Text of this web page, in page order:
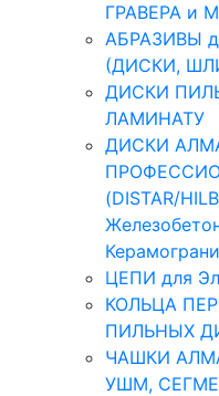
ГРАВЕРА и
АБРАЗИВЫ
(ДИСКИ,
ДИСКИ
ЛАМИНАТУ
ДИСКИ
(DISTAR/
ЦЕПИ для
КОЛЬЦА
ПИЛЬНЫХ
ЧАШКИ
УШМ,